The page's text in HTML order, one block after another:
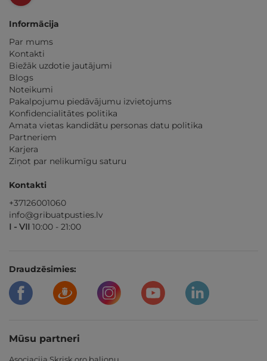
Informācija
Par mums
Kontakti
Biežāk uzdotie jautājumi
Blogs
Noteikumi
Pakalpojumu piedāvājumu izvietojums
Konfidencialitātes politika
Amata vietas kandidātu personas datu politika
Partneriem
Karjera
Ziņot par nelikumīgu saturu
Kontakti
+37126001060
info@gribuatpusties.lv
I - VII 10:00 - 21:00
Draudzēsimies:
Mūsu partneri